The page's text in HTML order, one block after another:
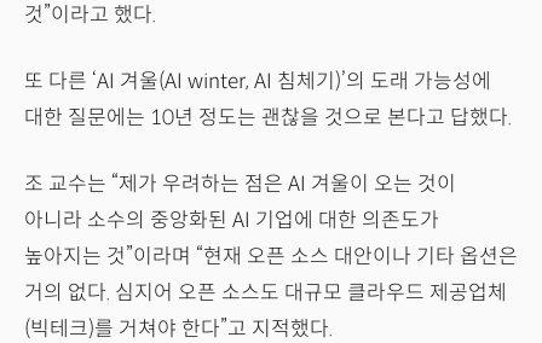
것”이라고 했다.
또 다른 ‘AI 겨울(AI winter, AI 침체기)’의 도래 가능성에
대한 질문에는 10년 정도는 괜찮을 것으로 본다고 답했다.
조 교수는 “제가 우려하는 점은 AI 겨울이 오는 것이
아니라 소수의 중앙화된 AI 기업에 대한 의존도가
높아지는 것”이라며 “현재 오픈 소스 대안이나 기타 옵션은
거의 없다. 심지어 오픈 소스도 대규모 클라우드 제공업체
(빅테크)를 거쳐야 한다”고 지적했다.